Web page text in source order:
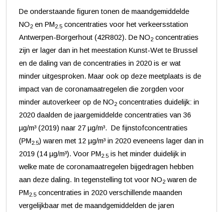
De onderstaande figuren tonen de maandgemiddelde
NO2 en PM2.5 concentraties voor het verkeersstation
Antwerpen-Borgerhout (42R802). De NO2 concentraties
zijn er lager dan in het meestation Kunst-Wet te Brussel
en de daling van de concentraties in 2020 is er wat
minder uitgesproken. Maar ook op deze meetplaats is de
impact van de coronamaatregelen die zorgden voor
minder autoverkeer op de NO2 concentraties duidelijk: in
2020 daalden de jaargemiddelde concentraties van 36
µg/m³ (2019) naar 27 µg/m³. De fijnstofconcentraties
(PM2.5) waren met 12 µg/m³ in 2020 eveneens lager dan in
2019 (14 µg/m³). Voor PM2.5 is het minder duidelijk in
welke mate de coronamaatregelen bijgedragen hebben
aan deze daling. In tegenstelling tot voor NO2 waren de
PM2.5 concentraties in 2020 verschillende maanden
vergelijkbaar met de maandgemiddelden de jaren